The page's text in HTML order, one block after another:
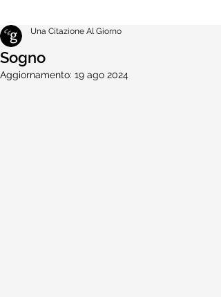
Sogno
Una Citazione Al Giorno
Aggiornamento: 19 ago 2024